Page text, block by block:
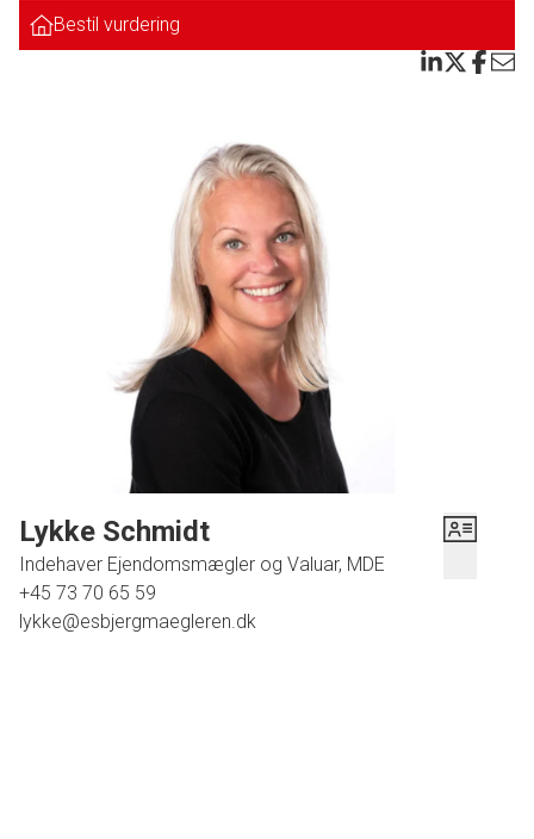
stuen. Pæne lyse elementer samt lyse trægulve. der er både rummelig
spiseplads samt god plads i den lyse stue. Desuden er der udgang til den
3 børneværelser. Soveværelse med skabsvæg. Dejligt badeværelse med
Tilhørende muret garage med automatisk vognport.
Denne flotte og løbende moderniseret villa kan nu blive jeres nye hjem.
Bestil en uforpligtende fremvisning.
Bestil vurdering
Lykke Schmidt
Indehaver Ejendomsmægler og Valuar, MDE
+45 73 70 65 59
lykke@esbjergmaegleren.dk